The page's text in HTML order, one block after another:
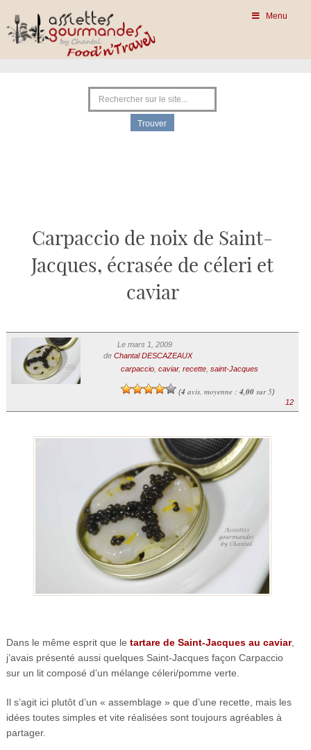
Menu
Carpaccio de noix de Saint-
Jacques, écrasée de céleri et
caviar
Le mars 1, 2009
de Chantal DESCAZEAUX
carpaccio, caviar, recette, saint-Jacques
(4avis, moyenne : 4,00sur 5)
12
Dans le même esprit que le tartare de Saint-Jacques au caviar,
j’avais présenté aussi quelques Saint-Jacques façon Carpaccio
sur un lit composé d’un mélange céleri/pomme verte.
Il s’agit ici plutôt d’un « assemblage » que d’une recette, mais les
idées toutes simples et vite réalisées sont toujours agréables à
partager.